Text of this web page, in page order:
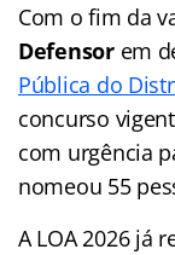
Com o fim da
Defensorem
Pública do
concurso
com urgência
nomeou 55
A LOA 2026 já